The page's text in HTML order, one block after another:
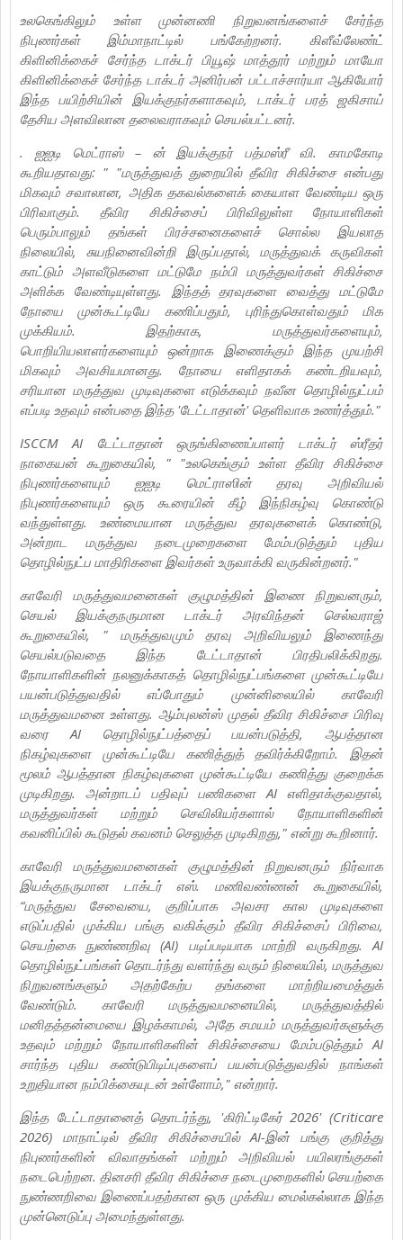
உலகெங்கிலும் உள்ள முன்னணி நிறுவனங்களைச் சேர்ந்த
நிபுணர்கள் இம்மாநாட்டில் பங்கேற்றனர். கிளீவ்லேண்ட்
கிளினிக்கைச் சேர்ந்த டாக்டர் பியூஷ் மாத்தூர் மற்றும் மாயோ
கிளினிக்கைச் சேர்ந்த டாக்டர் அனிர்பன் பட்டாச்சார்யா ஆகியோர்
இந்த பயிற்சியின் இயக்குநர்களாகவும், டாக்டர் பரத் ஜகிசாய்
தேசிய அளவிலான தலைவராகவும் செயல்பட்டனர்.
. ஐஐடி மெட்ராஸ் – ன் இயக்குநர் பத்மஸ்ரீ வி. காமகோடி
கூறியதாவது: " "மருத்துவத் துறையில் தீவிர சிகிச்சை என்பது
மிகவும் சவாலான, அதிக தகவல்களைக் கையாள வேண்டிய ஒரு
பிரிவாகும். தீவிர சிகிச்சைப் பிரிவிலுள்ள நோயாளிகள்
பெரும்பாலும் தங்கள் பிரச்சனைகளைச் சொல்ல இயலாத
நிலையில், சுயநினைவின்றி இருப்பதால், மருத்துவக் கருவிகள்
காட்டும் அளவீடுகளை மட்டுமே நம்பி மருத்துவர்கள் சிகிச்சை
அளிக்க வேண்டியுள்ளது. இந்தத் தரவுகளை வைத்து மட்டுமே
நோயை முன்கூட்டியே கணிப்பதும், புரிந்துகொள்வதும் மிக
முக்கியம். இதற்காக, மருத்துவர்களையும்,
பொறியியலாளர்களையும் ஒன்றாக இணைக்கும் இந்த முயற்சி
மிகவும் அவசியமானது. நோயை எளிதாகக் கண்டறியவும்,
சரியான மருத்துவ முடிவுகளை எடுக்கவும் நவீன தொழில்நுட்பம்
எப்படி உதவும் என்பதை இந்த 'டேட்டாதான்' தெளிவாக உணர்த்தும்."
ISCCM AI டேட்டாதான் ஒருங்கிணைப்பாளர் டாக்டர் ஸ்ரீதர்
நாகையன் கூறுகையில், " "உலகெங்கும் உள்ள தீவிர சிகிச்சை
நிபுணர்களையும் ஐஐடி மெட்ராஸின் தரவு அறிவியல்
நிபுணர்களையும் ஒரு கூரையின் கீழ் இந்நிகழ்வு கொண்டு
வந்துள்ளது. உண்மையான மருத்துவ தரவுகளைக் கொண்டு,
அன்றாட மருத்துவ நடைமுறைகளை மேம்படுத்தும் புதிய
தொழில்நுட்ப மாதிரிகளை இவர்கள் உருவாக்கி வருகின்றனர்."
காவேரி மருத்துவமனைகள் குழுமத்தின் இணை நிறுவனரும்,
செயல் இயக்குநருமான டாக்டர் அரவிந்தன் செல்வராஜ்
கூறுகையில், " மருத்துவமும் தரவு அறிவியலும் இணைந்து
செயல்படுவதை இந்த டேட்டாதான் பிரதிபலிக்கிறது.
நோயாளிகளின் நலனுக்காகத் தொழில்நுட்பங்களை முன்கூட்டியே
பயன்படுத்துவதில் எப்போதும் முன்னிலையில் காவேரி
மருத்துவமனை உள்ளது. ஆம்புலன்ஸ் முதல் தீவிர சிகிச்சை பிரிவு
வரை AI தொழில்நுட்பத்தைப் பயன்படுத்தி, ஆபத்தான
நிகழ்வுகளை முன்கூட்டியே கணித்துத் தவிர்க்கிறோம். இதன்
மூலம் ஆபத்தான நிகழ்வுகளை முன்கூட்டியே கணித்து குறைக்க
முடிகிறது. அன்றாடப் பதிவுப் பணிகளை AI எளிதாக்குவதால்,
மருத்துவர்கள் மற்றும் செவிலியர்களால் நோயாளிகளின்
கவனிப்பில் கூடுதல் கவனம் செலுத்த முடிகிறது," என்று கூறினார்.
காவேரி மருத்துவமனைகள் குழுமத்தின் நிறுவனரும் நிர்வாக
இயக்குநருமான டாக்டர் எஸ். மணிவண்ணன் கூறுகையில்,
“மருத்துவ சேவையை, குறிப்பாக அவசர கால முடிவுகளை
எடுப்பதில் முக்கிய பங்கு வகிக்கும் தீவிர சிகிச்சைப் பிரிவை,
செயற்கை நுண்ணறிவு (AI) படிப்படியாக மாற்றி வருகிறது. AI
தொழில்நுட்பங்கள் தொடர்ந்து வளர்ந்து வரும் நிலையில், மருத்துவ
நிறுவனங்களும் அதற்கேற்ப தங்களை மாற்றியமைத்துக்
வேண்டும். காவேரி மருத்துவமனையில், மருத்துவத்தில்
மனிதத்தன்மையை இழக்காமல், அதே சமயம் மருத்துவர்களுக்கு
உதவும் மற்றும் நோயாளிகளின் சிகிச்சையை மேம்படுத்தும் AI
சார்ந்த புதிய கண்டுபிடிப்புகளைப் பயன்படுத்துவதில் நாங்கள்
உறுதியான நம்பிக்கையுடன் உள்ளோம்," என்றார்.
இந்த டேட்டாதானைத் தொடர்ந்து, 'கிரிட்டிகேர் 2026' (Criticare
2026) மாநாட்டில் தீவிர சிகிச்சையில் AI-இன் பங்கு குறித்து
நிபுணர்களின் விவாதங்கள் மற்றும் அறிவியல் பயிலரங்குகள்
நடைபெற்றன. தினசரி தீவிர சிகிச்சை நடைமுறைகளில் செயற்கை
நுண்ணறிவை இணைப்பதற்கான ஒரு முக்கிய மைல்கல்லாக இந்த
முன்னெடுப்பு அமைந்துள்ளது.